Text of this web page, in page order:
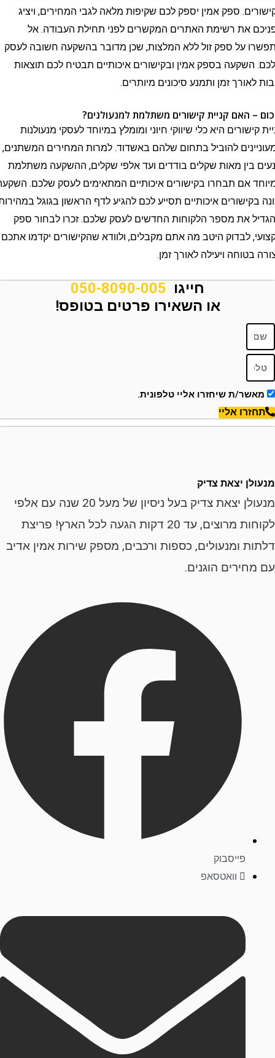
ספק אמין יספק לכם שקיפות מלאה לגבי המחירים, ויציג
את רשימת האתרים המקשרים לפני תחילת העבודה. אל
על ספק זול ללא המלצות, שכן מדובר בהשקעה חשובה לעסק
בספק אמין ובקישורים איכותיים תבטיח לכם תוצאות
זמן ותמנע סיכונים מיותרים.
האם קניית קישורים משתלמת למנעולנים?
היא כלי שיווקי חיוני ומומלץ במיוחד לעסקי מנעולנות
להוביל בתחום שלהם באשדוד. למרות המחירים המשתנים,
מאות שקלים בודדים ועד אלפי שקלים, ההשקעה משתלמת
אם תבחרו בקישורים איכותיים המתאימים לעסק שלכם. השקעה
איכותיים תסייע לכם להגיע לדף הראשון בגוגל במהירות
את מספר הלקוחות החדשים לעסק שלכם. זכרו לבחור ספק
לבדוק היטב מה אתם מקבלים, ולוודא שהקישורים יקדמו אתכם
ויעילה לאורך זמן.
חייגו050-8090-005
או השאירו פרטים בטופס!
ת שיחזרו אליי טלפונית.
אליי
יצאת צדיק
מנעולן יצאת צדיק בעל ניסיון של מעל 20 שנה עם אלפי
לקוחות מרוצים, עד 20 דקות הגעה לכל הארץ! פריצת
ומנעולים, כספות ורכבים, מספק שירות אמין אדיב
הוגנים.
פייסבוק
וואטסאפ